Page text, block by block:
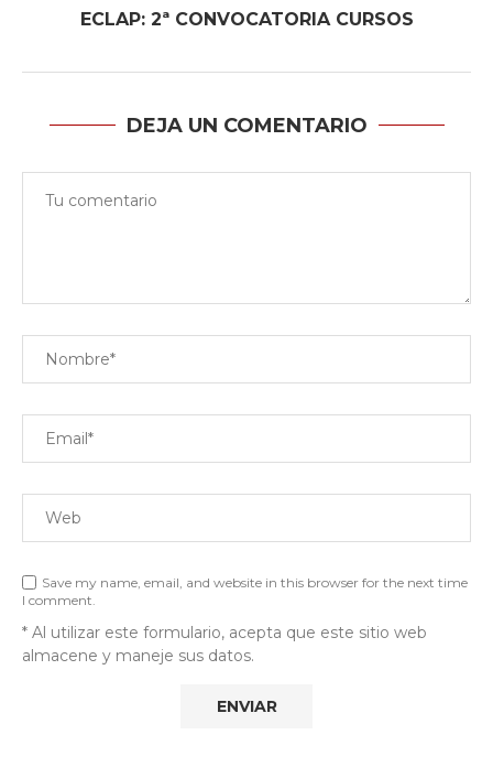
ECLAP: 2ª CONVOCATORIA CURSOS
DEJA UN COMENTARIO
Save my name, email, and website in this browser for the next time
I comment.
* Al utilizar este formulario, acepta que este sitio web
almacene y maneje sus datos.